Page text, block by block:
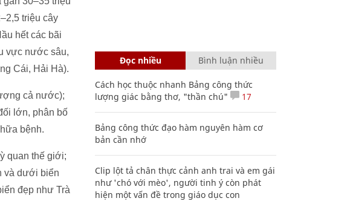
triệu cây
hết các bãi
vực nước sâu,
Cái, Hải Hà).
cả nước);
lớn, phân bố
bệnh.
quan thế giới;
và dưới biển
đẹp như Trà
Đọc nhiều Bình luận nhiều
Cách học thuộc nhanh Bảng công thức
lượng giác bằng thơ, "thần chú"
17
Bảng công thức đạo hàm nguyên hàm cơ
bản cần nhớ
Clip lột tả chân thực cảnh anh trai và em gái
như 'chó với mèo', người tinh ý còn phát
hiện một vấn đề trong giáo dục con